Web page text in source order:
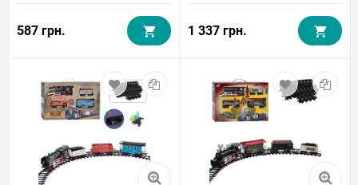
587 грн. 1 337 грн.